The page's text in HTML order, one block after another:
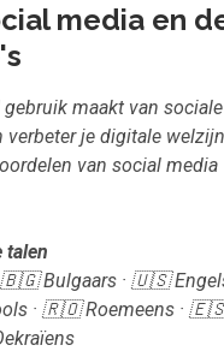
media en
maakt van sociale
verbeter je digitale
van social media
talen
Bulgaars · 🇺🇸
· 🇷🇴 Roemeens ·